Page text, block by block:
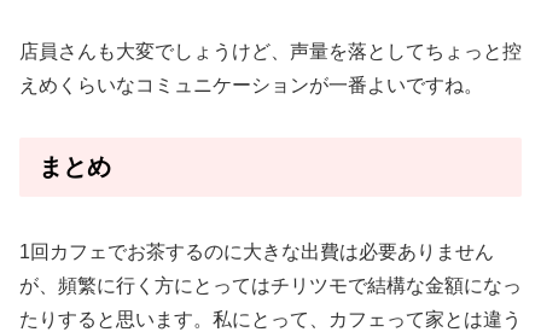
店員さんも大変でしょうけど、声量を落としてちょっと控
えめくらいなコミュニケーションが一番よいですね。
まとめ
1回カフェでお茶するのに大きな出費は必要ありません
が、頻繁に行く方にとってはチリツモで結構な金額になっ
たりすると思います。私にとって、カフェって家とは違う